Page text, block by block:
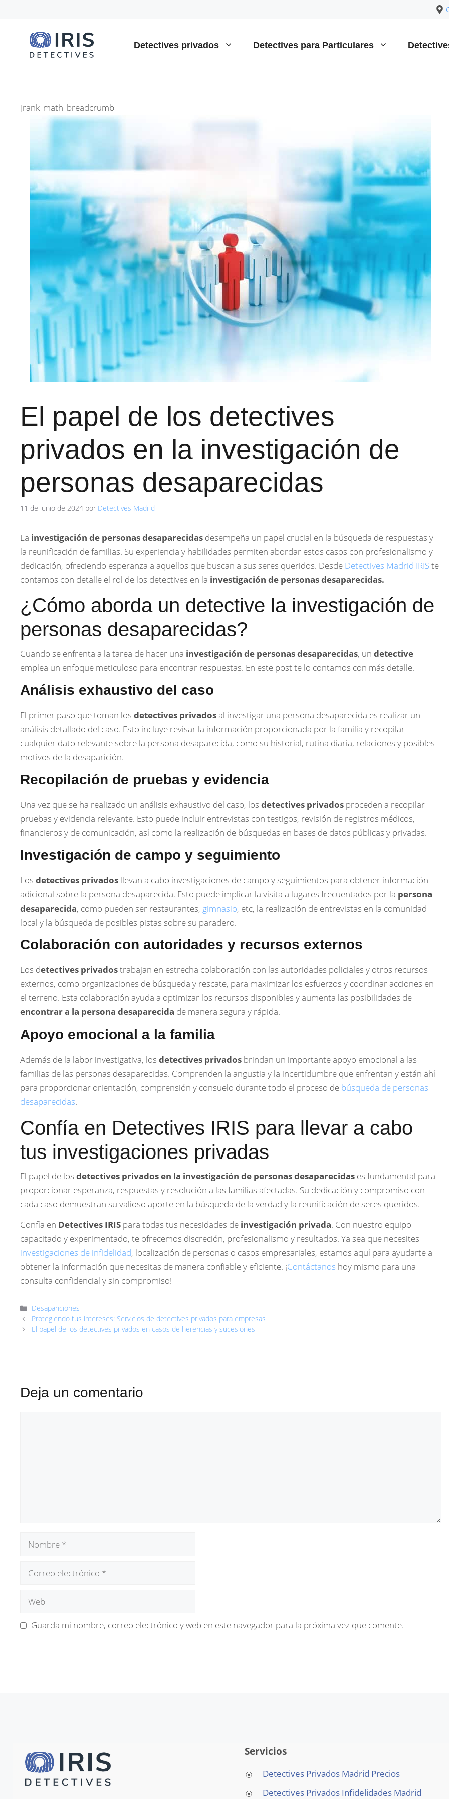
contenido
Detectives privados Detectives para Particulares
[rank_math_breadcrumb]
El papel de los detectives
privados en la investigación de
personas desaparecidas
11 de junio de 2024 por Detectives Madrid
La investigación de personas desaparecidas desempeña un papel crucial en la búsqueda de respuestas y
la reunificación de familias. Su experiencia y habilidades permiten abordar estos casos con profesionalismo y
dedicación, ofreciendo esperanza a aquellos que buscan a sus seres queridos. Desde Detectives Madrid IRISte
contamos con detalle el rol de los detectives en la investigación de personas desaparecidas.
¿Cómo aborda un detective la investigación de
personas desaparecidas?
Cuando se enfrenta a la tarea de hacer una investigación de personas desaparecidas, un detective
emplea un enfoque meticuloso para encontrar respuestas. En este post te lo contamos con más detalle.
Análisis exhaustivo del caso
El primer paso que toman los detectives privadosal investigar una persona desaparecida es realizar un
análisis detallado del caso. Esto incluye revisar la información proporcionada por la familia y recopilar
cualquier dato relevante sobre la persona desaparecida, como su historial, rutina diaria, relaciones y posibles
motivos de la desaparición.
Recopilación de pruebas y evidencia
Una vez que se ha realizado un análisis exhaustivo del caso, los detectives privados proceden a recopilar
pruebas y evidencia relevante. Esto puede incluir entrevistas con testigos, revisión de registros médicos,
financieros y de comunicación, así como la realización de búsquedas en bases de datos públicas y privadas.
Investigación de campo y seguimiento
Los detectives privados llevan a cabo investigaciones de campo y seguimientos para obtener información
adicional sobre la persona desaparecida. Esto puede implicar la visita a lugares frecuentados por la persona
desaparecida, como pueden ser restaurantes, gimnasio, etc, la realización de entrevistas en la comunidad
local y la búsqueda de posibles pistas sobre su paradero.
Colaboración con autoridades y recursos externos
Los detectives privadostrabajan en estrecha colaboración con las autoridades policiales y otros recursos
externos, como organizaciones de búsqueda y rescate, para maximizar los esfuerzos y coordinar acciones en
el terreno. Esta colaboración ayuda a optimizar los recursos disponibles y aumenta las posibilidades de
encontrar a la persona desaparecida de manera segura y rápida.
Apoyo emocional a la familia
Además de la labor investigativa, los detectives privados brindan un importante apoyo emocional a las
familias de las personas desaparecidas. Comprenden la angustia y la incertidumbre que enfrentan y están ahí
para proporcionar orientación, comprensión y consuelo durante todo el proceso de búsqueda de personas
desaparecidas.
Confía en Detectives IRIS para llevar a cabo
tus investigaciones privadas
El papel de los detectives privados en la investigación de personas desaparecidas es fundamental para
proporcionar esperanza, respuestas y resolución a las familias afectadas. Su dedicación y compromiso con
cada caso demuestran su valioso aporte en la búsqueda de la verdad y la reunificación de seres queridos.
Confía en Detectives IRIS para todas tus necesidades de investigación privada. Con nuestro equipo
capacitado y experimentado, te ofrecemos discreción, profesionalismo y resultados. Ya sea que necesites
investigaciones de infidelidad, localización de personas o casos empresariales, estamos aquí para ayudarte a
obtener la información que necesitas de manera confiable y eficiente. ¡Contáctanos hoy mismo para una
consulta confidencial y sin compromiso!
Categorías
Desapariciones
Protegiendo tus intereses: Servicios de detectives privados para empresas
El papel de los detectives privados en casos de herencias y sucesiones
Deja un comentario
Nombre
Correo
Web
Guarda mi nombre, correo electrónico y web en este navegador para la próxima vez que comente.
Servicios
Detectives Privados Madrid Precios
Detectives Privados Infidelidades Madrid